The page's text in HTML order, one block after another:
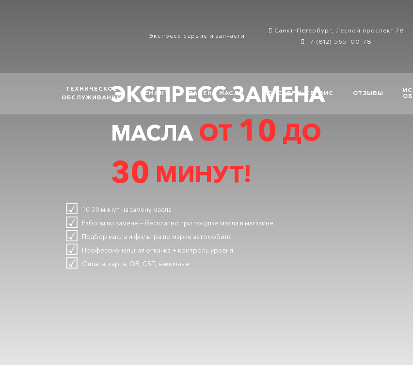
Экспресс сервис и запчасти
Санкт-Петербург, Лесной проспект 78
+7 (812) 565-00-78
ТЕХНИЧЕСКОЕ
ОБСЛУЖИВАНИЕ
РЕМОНТ ЗАМЕНА МАСЛА КОНСЬЕРЖ-СЕРВИС ОТЗЫВЫ
ЭКСПРЕСС ЗАМЕНА
МАСЛАОТ 10 ДО
30 МИНУТ!
10-30 минут на замену масла
Работы по замене — бесплатно при покупке масла в магазине
Подбор масла и фильтра по марке автомобиля
Профессиональная откачка + контроль уровня
Оплата: карта, QR, СБП, наличные